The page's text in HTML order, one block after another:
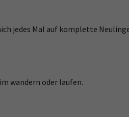
jedes Mal auf komplette
wandern oder laufen.